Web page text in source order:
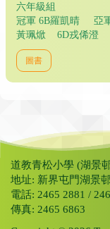
六年級組
冠軍 6B羅凱晴 亞
黃珮焮 6D戎俙澄
圖書
道教青松小學 (湖景
地址: 新界屯門湖景
電話: 2465 2881 /
傳真: 2465 6863